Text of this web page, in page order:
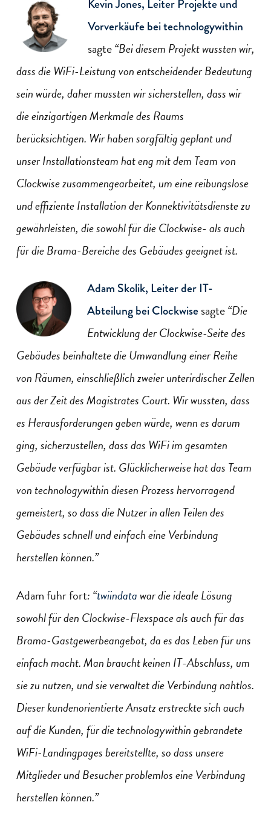
Kevin Jones, Leiter Projekte und
Vorverkäufe bei technologywithin
sagte“Bei diesem Projekt wussten wir,
dass die WiFi-Leistung von entscheidender Bedeutung
sein würde, daher mussten wir sicherstellen, dass wir
die einzigartigen Merkmale des Raums
berücksichtigen. Wir haben sorgfältig geplant und
unser Installationsteam hat eng mit dem Team von
Clockwise zusammengearbeitet, um eine reibungslose
und effiziente Installation der Konnektivitätsdienste zu
gewährleisten, die sowohl für die Clockwise- als auch
für die Brama-Bereiche des Gebäudes geeignet ist.
Adam Skolik, Leiter der IT-
Abteilung bei Clockwisesagte“Die
Entwicklung der Clockwise-Seite des
Gebäudes beinhaltete die Umwandlung einer Reihe
von Räumen, einschließlich zweier unterirdischer Zellen
aus der Zeit des Magistrates Court. Wir wussten, dass
es Herausforderungen geben würde, wenn es darum
ging, sicherzustellen, dass das WiFi im gesamten
Gebäude verfügbar ist. Glücklicherweise hat das Team
von technologywithin diesen Prozess hervorragend
gemeistert, so dass die Nutzer in allen Teilen des
Gebäudes schnell und einfach eine Verbindung
herstellen können.”
Adam fuhr fort: “twiindata war die ideale Lösung
sowohl für den Clockwise-Flexspace als auch für das
Brama-Gastgewerbeangebot, da es das Leben für uns
einfach macht. Man braucht keinen IT-Abschluss, um
sie zu nutzen, und sie verwaltet die Verbindung nahtlos.
Dieser kundenorientierte Ansatz erstreckte sich auch
auf die Kunden, für die technologywithin gebrandete
WiFi-Landingpages bereitstellte, so dass unsere
Mitglieder und Besucher problemlos eine Verbindung
herstellen können.”